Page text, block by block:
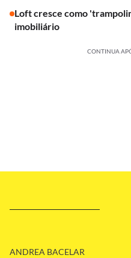
Loft cresce como
imobiliário
CONTINUA
ANDREA BACELAR